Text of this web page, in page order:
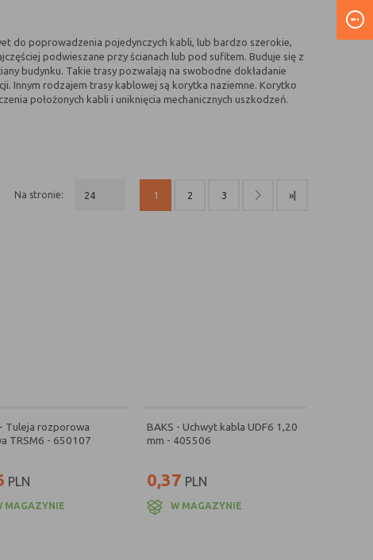
do poprowadzenia pojedynczych kabli, lub bardzo szerokie,
podwieszane przy ścianach lub pod sufitem. Buduje się z
budynku. Takie trasy pozwalają na swobodne dokładanie
Innym rodzajem trasy kablowej są korytka naziemne. Korytko
położonych kabli i uniknięcia mechanicznych uszkodzeń.
na stronie: 24 1 2 3 »|
Tuleja rozporowa
TRSM6 - 650107
PLN
MAGAZYNIE
BAKS - Uchwyt kabla UDF6 1,20
mm - 405506
0,37 PLN
W MAGAZYNIE